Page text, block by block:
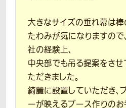
大きなサイズの垂れ幕は棒
たわみが気になりますので
社の経験上、
中央部でも吊る提案をさせ
ただきました。
綺麗に設置していただき、
ーが映えるブース作りのお